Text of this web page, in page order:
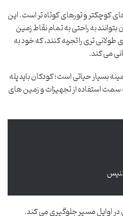
کوچکتر و تورهای کوتاه تر است. این
به راحتی به تمام نقاط زمین
تری را تجربه کنند، که خود به
می کند.
بسیار حیاتی است؛ کودکان باید پله
سمت استفاده از تجهیزات و زمین های
در اوایل مسیر جلوگیری می کند.